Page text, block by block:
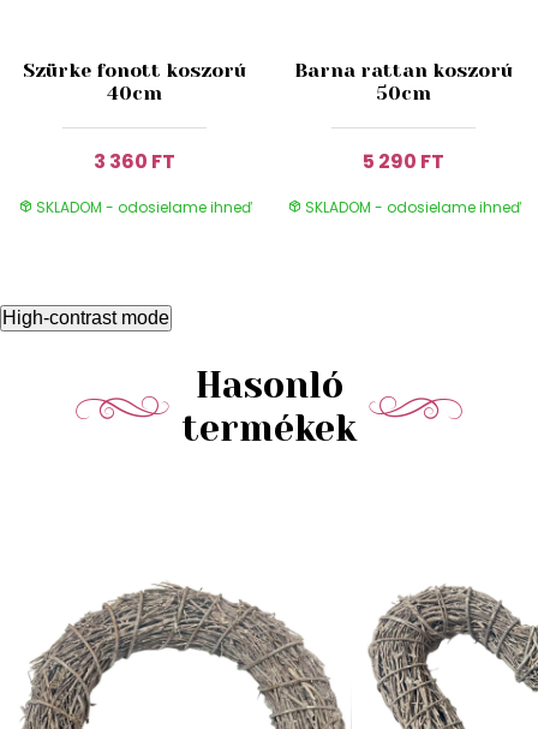
Szürke fonott koszorú
40cm
3 360 FT
SKLADOM - odosielame ihneď
Barna rattan koszorú
50cm
5 290 FT
SKLADOM - odosielame ihneď
High-contrast mode
Hasonló
termékek